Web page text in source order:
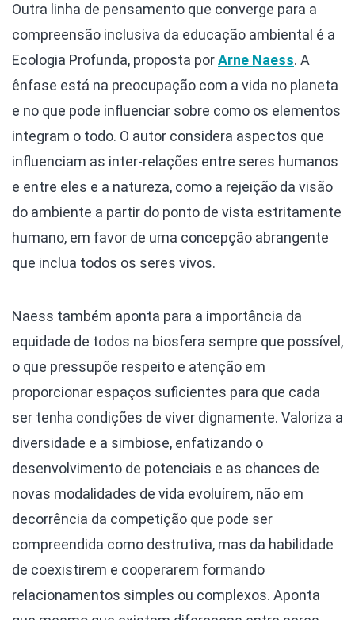
Outra linha de pensamento que converge para a
compreensão inclusiva da educação ambiental é a
Ecologia Profunda, proposta porArne Naess. A
ênfase está na preocupação com a vida no planeta
e no que pode influenciar sobre como os elementos
integram o todo. O autor considera aspectos que
influenciam as inter-relações entre seres humanos
e entre eles e a natureza, como a rejeição da visão
do ambiente a partir do ponto de vista estritamente
humano, em favor de uma concepção abrangente
que inclua todos os seres vivos.
Naess também aponta para a importância da
equidade de todos na biosfera sempre que possível,
o que pressupõe respeito e atenção em
proporcionar espaços suficientes para que cada
ser tenha condições de viver dignamente. Valoriza a
diversidade e a simbiose, enfatizando o
desenvolvimento de potenciais e as chances de
novas modalidades de vida evoluírem, não em
decorrência da competição que pode ser
compreendida como destrutiva, mas da habilidade
de coexistirem e cooperarem formando
relacionamentos simples ou complexos. Aponta